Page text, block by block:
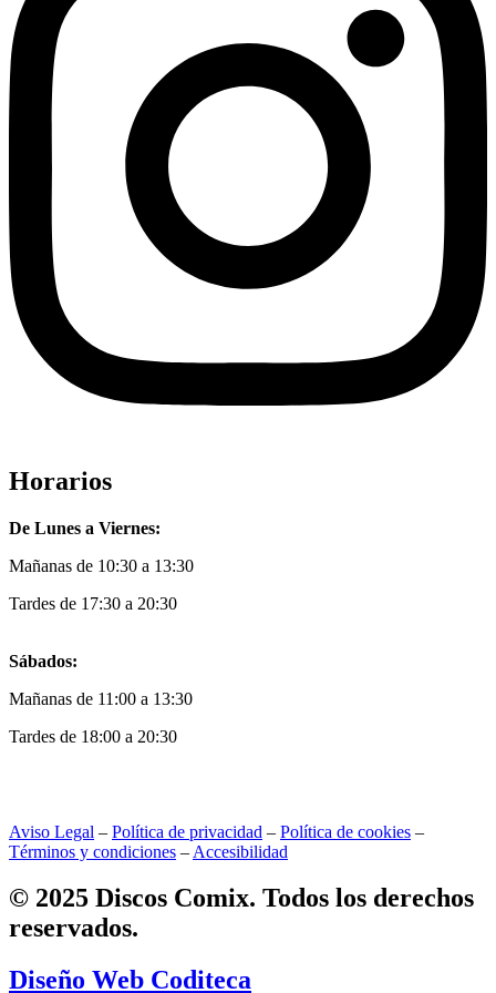
Horarios
De Lunes a Viernes:
Mañanas de 10:30 a 13:30
Tardes de 17:30 a 20:30
Sábados:
Mañanas de 11:00 a 13:30
Tardes de 18:00 a 20:30
Aviso Legal – Política de privacidad – Política de cookies –
Términos y condiciones – Accesibilidad
© 2025 Discos Comix. Todos los derechos
reservados.
Diseño Web Coditeca